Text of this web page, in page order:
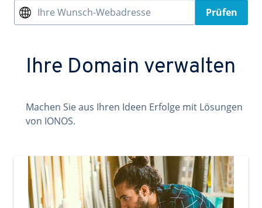
Ihre Wunsch-Webadresse Prüfen
Ihre Domain verwalten
Machen Sie aus Ihren Ideen Erfolge mit Lösungen
von IONOS.